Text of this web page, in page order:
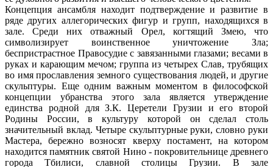
Концепция ансамбля находит подтверждение и развитие в
ряде других аллегорических фигур и групп, находящихся в
зале. Среди них отважный Орел, когтящий Змею, что
символизирует воинственное уничтожение Зла;
беспристрастное Правосудие с завязанными глазами; весами в
руках и карающим мечом; группа из четырех Слав, трубящих
во имя прославления земного существования людей, и другие
скульптуры. Еще одним важным моментом в философской
концепции убранства этого зала является утверждение
единства родной для З.К. Церетели Грузии и его второй
Родины России, в культуру которой он сделал столь
значительный вклад. Четыре скульптурные руки, словно руки
Мастера, бережно возносят кверху постамент, на котором
находится памятник святой Нино - покровительнице древнего
города Тбилиси, славной столицы Грузии. В зале